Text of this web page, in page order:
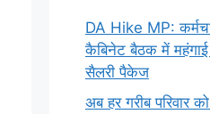
DA Hike MP:
कैबिनेट बैठक में महंगाई
सैलरी पैकेज
अब हर गरीब परिवार